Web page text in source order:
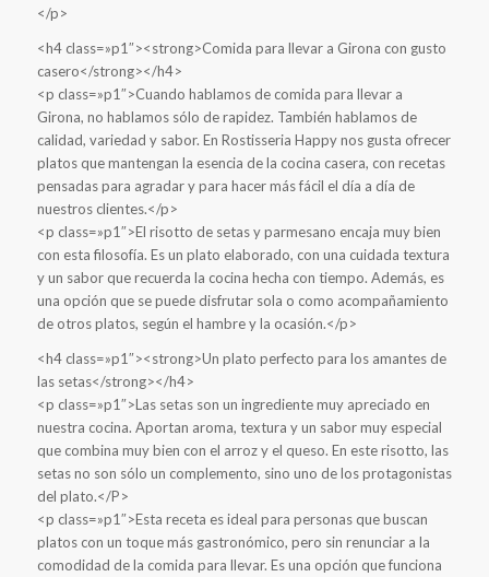
</p>
<h4 class=»p1″><strong>Comida para llevar a Girona con gusto
casero</strong></h4>
<p class=»p1″>Cuando hablamos de comida para llevar a
Girona, no hablamos sólo de rapidez. También hablamos de
calidad, variedad y sabor. En Rostisseria Happy nos gusta ofrecer
platos que mantengan la esencia de la cocina casera, con recetas
pensadas para agradar y para hacer más fácil el día a día de
nuestros clientes.</p>
<p class=»p1″>El risotto de setas y parmesano encaja muy bien
con esta filosofía. Es un plato elaborado, con una cuidada textura
y un sabor que recuerda la cocina hecha con tiempo. Además, es
una opción que se puede disfrutar sola o como acompañamiento
de otros platos, según el hambre y la ocasión.</p>
<h4 class=»p1″><strong>Un plato perfecto para los amantes de
las setas</strong></h4>
<p class=»p1″>Las setas son un ingrediente muy apreciado en
nuestra cocina. Aportan aroma, textura y un sabor muy especial
que combina muy bien con el arroz y el queso. En este risotto, las
setas no son sólo un complemento, sino uno de los protagonistas
del plato.</P>
<p class=»p1″>Esta receta es ideal para personas que buscan
platos con un toque más gastronómico, pero sin renunciar a la
comodidad de la comida para llevar. Es una opción que funciona